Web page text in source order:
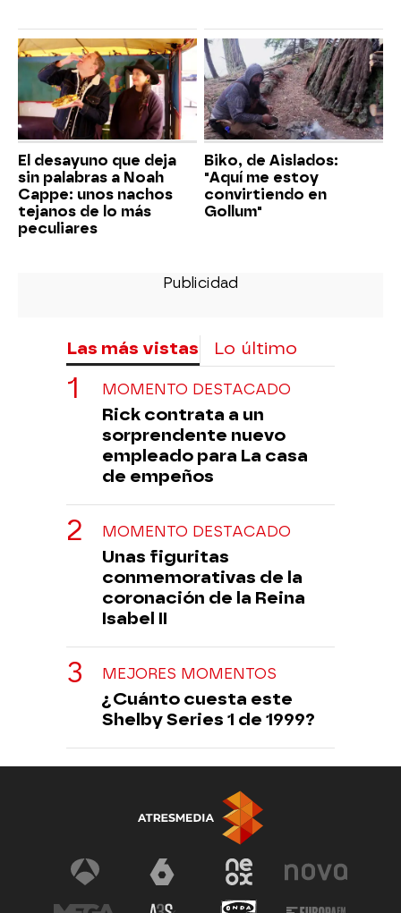
El desayuno que deja
sin palabras a Noah
Cappe: unos nachos
tejanos de lo más
peculiares
Biko, de Aislados:
"Aquí me estoy
convirtiendo en
Gollum"
Las más vistas Lo último
MOMENTO DESTACADO
Rick contrata a un
sorprendente nuevo
empleado para La casa
de empeños
MOMENTO DESTACADO
Unas figuritas
conmemorativas de la
coronación de la Reina
Isabel II
MEJORES MOMENTOS
¿Cuánto cuesta este
Shelby Series 1 de 1999?